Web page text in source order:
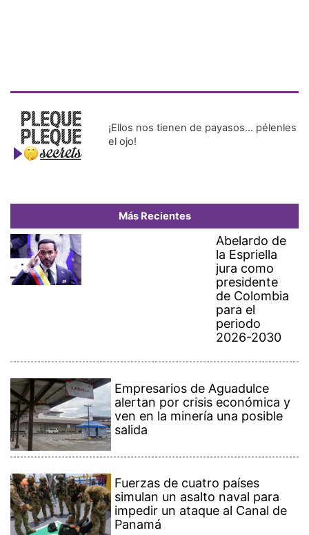
¡Ellos nos tienen de payasos… pélenles
el ojo!
Más Recientes
Abelardo de
la Espriella
jura como
presidente
de Colombia
para el
periodo
2026-2030
Empresarios de Aguadulce
alertan por crisis económica y
ven en la minería una posible
salida
Fuerzas de cuatro países
simulan un asalto naval para
impedir un ataque al Canal de
Panamá